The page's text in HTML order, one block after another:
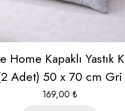
Home Kapaklı Yastık
Adet) 50 x 70 cm Gri
169,00₺